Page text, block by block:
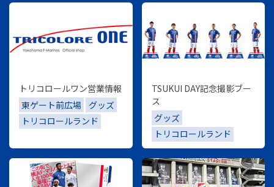
トリコロールワン営業情報
東ゲート前広場
グッズ
トリコロールランド
TSUKUI DAY記念撮影ブー
ス
グッズ
トリコロールランド